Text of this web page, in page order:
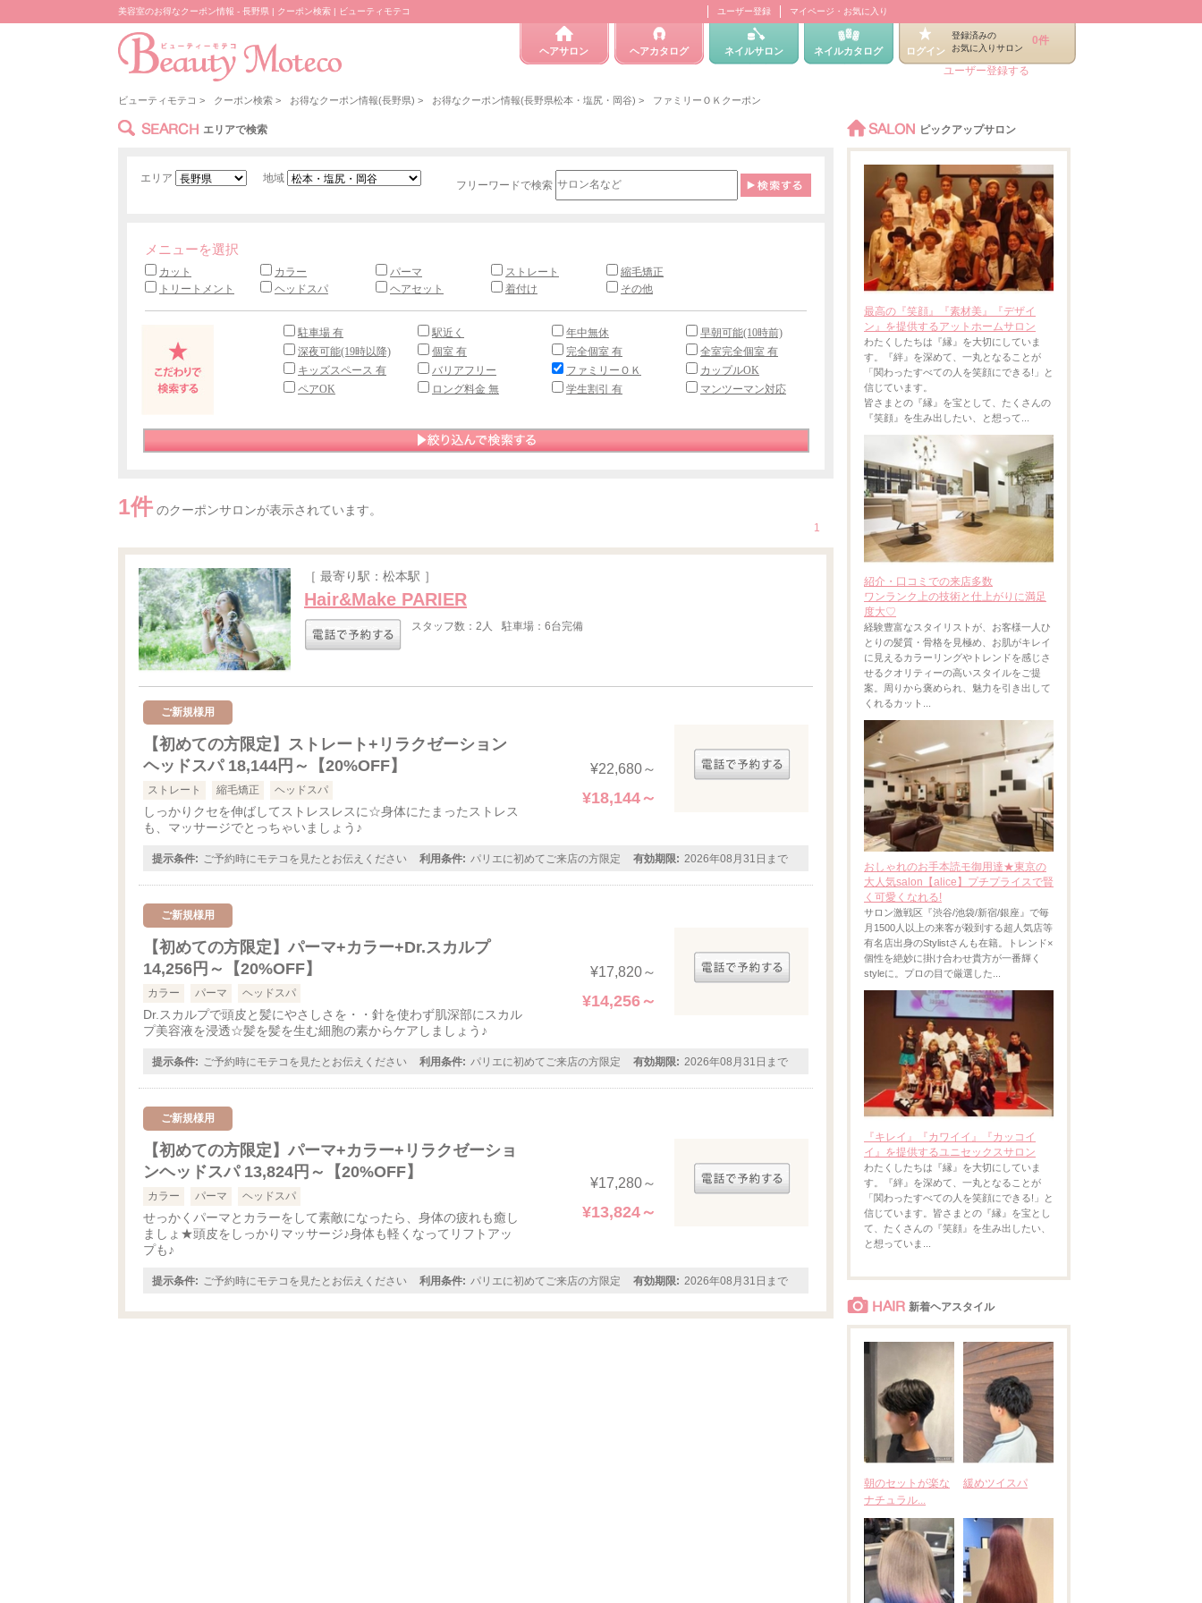
美容室のお得なクーポン情報 - 長野県 | クーポン検索 | ビューティモテコ ユーザー登録 マイページ・お気に入り
ヘアサロン ヘアカタログ ネイルサロン ネイルカタログ ログイン
登録済みの
お気に入りサロン
0件
ユーザー登録する
ビューティモテコ > クーポン検索 > お得なクーポン情報(長野県) > お得なクーポン情報(長野県松本・塩尻・岡谷) > ファミリーＯＫクーポン
SEARCH エリアで検索
エリア 地域
フリーワードで検索
メニューを選択
カット カラー パーマ ストレート
縮毛矯正
トリートメント
ヘッドスパ ヘアセット 着付け その他
駐車場 有 駅近く 年中無休
早朝可能(10時前)
深夜可能(19時以降)
個室 有 完全個室 有
全室完全個室 有
キッズスペース 有
バリアフリー ファミリーＯＫ
カップルOK
ペアOK
ロング料金 無 学生割引 有 マンツーマン対応
1件 のクーポンサロンが表示されています。
1
［ 最寄り駅：松本駅 ］
Hair&Make PARIER
スタッフ数：2人 駐車場：6台完備
ご新規様用
【初めての方限定】ストレート+リラクゼーション
ヘッドスパ 18,144円～【20%OFF】
ストレート 縮毛矯正 ヘッドスパ
しっかりクセを伸ばしてストレスレスに☆身体にたまったストレス
も、マッサージでとっちゃいましょう♪
¥22,680～
¥18,144～
提示条件: ご予約時にモテコを見たとお伝えください 利用条件: パリエに初めてご来店の方限定 有効期限: 2026年08月31日まで
ご新規様用
【初めての方限定】パーマ+カラー+Dr.スカルプ
14,256円～【20%OFF】
カラー パーマ ヘッドスパ
Dr.スカルプで頭皮と髪にやさしさを・・針を使わず肌深部にスカル
プ美容液を浸透☆髪を髪を生む細胞の素からケアしましょう♪
¥17,820～
¥14,256～
提示条件: ご予約時にモテコを見たとお伝えください 利用条件: パリエに初めてご来店の方限定 有効期限: 2026年08月31日まで
ご新規様用
【初めての方限定】パーマ+カラー+リラクゼーショ
ンヘッドスパ 13,824円～【20%OFF】
カラー パーマ ヘッドスパ
せっかくパーマとカラーをして素敵になったら、身体の疲れも癒し
ましょ★頭皮をしっかりマッサージ♪身体も軽くなってリフトアッ
プも♪
¥17,280～
¥13,824～
提示条件: ご予約時にモテコを見たとお伝えください 利用条件: パリエに初めてご来店の方限定 有効期限: 2026年08月31日まで
SALON ピックアップサロン
最高の『笑顔』『素材美』『デザイ
ン』を提供するアットホームサロン
わたくしたちは『縁』を大切にしていま
す。『絆』を深めて、一丸となることが
「関わったすべての人を笑顔にできる!」と
信じています。
皆さまとの『縁』を宝として、たくさんの
『笑顔』を生み出したい、と想って...
紹介・口コミでの来店多数
ワンランク上の技術と仕上がりに満足
度大♡
経験豊富なスタイリストが、お客様一人ひ
とりの髪質・骨格を見極め、お肌がキレイ
に見えるカラーリングやトレンドを感じさ
せるクオリティーの高いスタイルをご提
案。周りから褒められ、魅力を引き出して
くれるカット...
おしゃれのお手本読モ御用達★東京の
大人気salon【alice】プチプライスで賢
く可愛くなれる!
サロン激戦区『渋谷/池袋/新宿/銀座』で毎
月1500人以上の来客が殺到する超人気店等
有名店出身のStylistさんも在籍。トレンド×
個性を絶妙に掛け合わせ貴方が一番輝く
styleに。プロの目で厳選した...
『キレイ』『カワイイ』『カッコイ
イ』を提供するユニセックスサロン
わたくしたちは『縁』を大切にしていま
す。『絆』を深めて、一丸となることが
「関わったすべての人を笑顔にできる!」と
信じています。皆さまとの『縁』を宝とし
て、たくさんの『笑顔』を生み出したい、
と想っていま...
HAIR 新着ヘアスタイル
朝のセットが楽な
ナチュラル...
緩めツイスパ